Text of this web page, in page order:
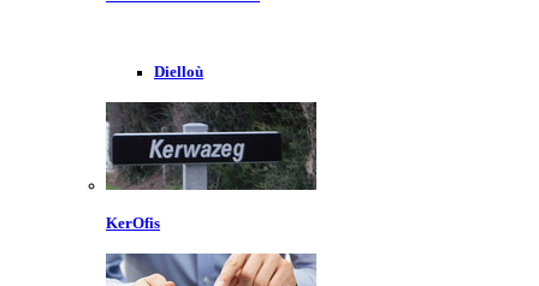
Dielloù
KerOfis